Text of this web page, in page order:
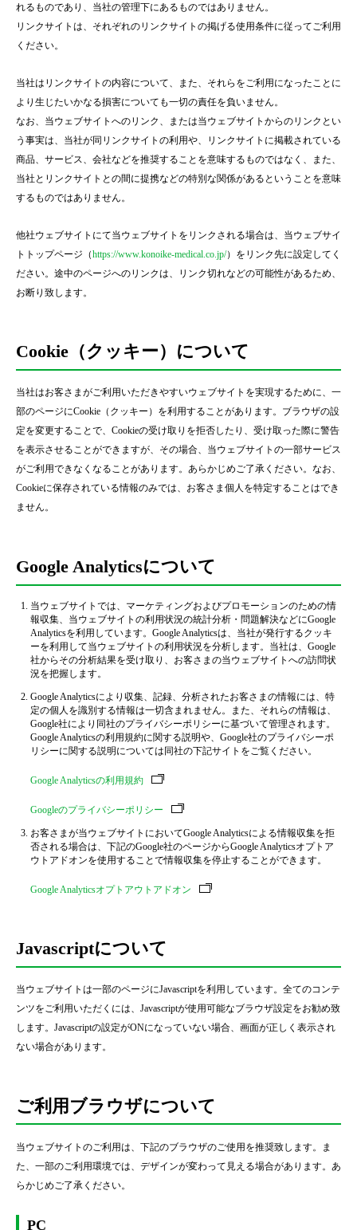
れるものであり、当社の管理下にあるものではありません。
リンクサイトは、それぞれのリンクサイトの掲げる使用条件に従ってご利用
ください。
当社はリンクサイトの内容について、また、それらをご利用になったことに
より生じたいかなる損害についても一切の責任を負いません。
なお、当ウェブサイトへのリンク、または当ウェブサイトからのリンクとい
う事実は、当社が同リンクサイトの利用や、リンクサイトに掲載されている
商品、サービス、会社などを推奨することを意味するものではなく、また、
当社とリンクサイトとの間に提携などの特別な関係があるということを意味
するものではありません。
他社ウェブサイトにて当ウェブサイトをリンクされる場合は、当ウェブサイ
トトップページ（https://www.konoike-medical.co.jp/）をリンク先に設定してく
ださい。途中のページへのリンクは、リンク切れなどの可能性があるため、
お断り致します。
Cookie（クッキー）について
当社はお客さまがご利用いただきやすいウェブサイトを実現するために、一
部のページにCookie（クッキー）を利用することがあります。ブラウザの設
定を変更することで、Cookieの受け取りを拒否したり、受け取った際に警告
を表示させることができますが、その場合、当ウェブサイトの一部サービス
がご利用できなくなることがあります。あらかじめご了承ください。なお、
Cookieに保存されている情報のみでは、お客さま個人を特定することはでき
ません。
Google Analyticsについて
当ウェブサイトでは、マーケティングおよびプロモーションのための情
報収集、当ウェブサイトの利用状況の統計分析・問題解決などにGoogle
Analyticsを利用しています。Google Analyticsは、当社が発行するクッキ
ーを利用して当ウェブサイトの利用状況を分析します。当社は、Google
社からその分析結果を受け取り、お客さまの当ウェブサイトへの訪問状
況を把握します。
Google Analyticsにより収集、記録、分析されたお客さまの情報には、特
定の個人を識別する情報は一切含まれません。また、それらの情報は、
Google社により同社のプライバシーポリシーに基づいて管理されます。
Google Analyticsの利用規約に関する説明や、Google社のプライバシーポ
リシーに関する説明については同社の下記サイトをご覧ください。
Google Analyticsの利用規約
Googleのプライバシーポリシー
お客さまが当ウェブサイトにおいてGoogle Analyticsによる情報収集を拒
否される場合は、下記のGoogle社のページからGoogle Analyticsオプトア
ウトアドオンを使用することで情報収集を停止することができます。
Google Analyticsオプトアウトアドオン
Javascriptについて
当ウェブサイトは一部のページにJavascriptを利用しています。全てのコンテ
ンツをご利用いただくには、Javascriptが使用可能なブラウザ設定をお勧め致
します。Javascriptの設定がONになっていない場合、画面が正しく表示され
ない場合があります。
ご利用ブラウザについて
当ウェブサイトのご利用は、下記のブラウザのご使用を推奨致します。ま
た、一部のご利用環境では、デザインが変わって見える場合があります。あ
らかじめご了承ください。
PC